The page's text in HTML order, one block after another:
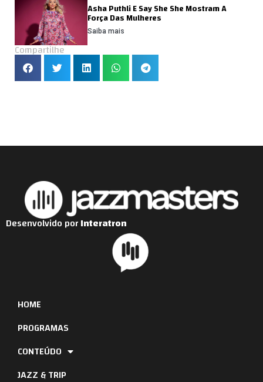
Asha Puthli E Say She She Mostram A
Força Das Mulheres
Saiba mais
Compartilhe
HOME
PROGRAMAS
CONTEÚDO
JAZZ & TRIP
Desenvolvido porInteratron